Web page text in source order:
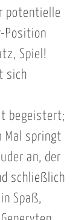
potentielle
Position
Spiel!
sich
begeistert;
Mal springt
an, der
schließlich
Spaß,